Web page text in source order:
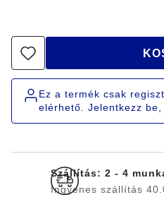
Ez a termék csak
elérhető. Jelentkezz
Szállítás: 2 - 4
Ingyenes szállítás